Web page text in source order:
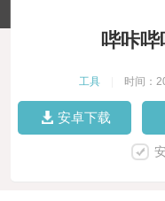
哔咔哔
工具 时间：
安卓下载